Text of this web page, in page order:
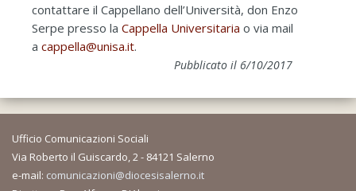
contattare il Cappellano dell’Università, don Enzo
Serpe presso la Cappella Universitaria o via mail
a cappella@unisa.it.
Pubblicato il 6/10/2017
Ufficio Comunicazioni Sociali
Via Roberto il Guiscardo, 2 - 84121 Salerno
e-mail: comunicazioni@diocesisalerno.it